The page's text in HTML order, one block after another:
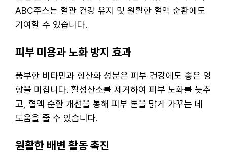
ABC주스는 혈관 건강 유지 및 원활한 혈액 순환에도
기여할 수 있습니다.
피부 미용과 노화 방지 효과
풍부한 비타민과 항산화 성분은 피부 건강에도 좋은 영
향을 미칩니다. 활성산소를 제거하여 피부 노화를 늦추
고, 혈액 순환 개선을 통해 피부 톤을 맑게 가꾸는 데
도움을 줄 수 있습니다.
원활한 배변 활동 촉진